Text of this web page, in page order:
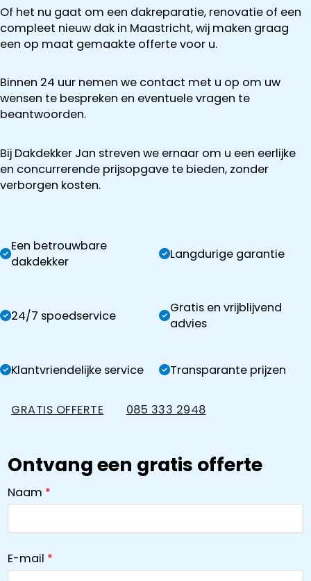
Of het nu gaat om een dakreparatie, renovatie of een
compleet nieuw dak in Maastricht, wij maken graag
een op maat gemaakte offerte voor u.
Binnen 24 uur nemen we contact met u op om uw
wensen te bespreken en eventuele vragen te
beantwoorden.
Bij Dakdekker Jan streven we ernaar om u een eerlijke
en concurrerende prijsopgave te bieden, zonder
verborgen kosten.
Een betrouwbare
dakdekker
Langdurige garantie
24/7 spoedservice
Gratis en vrijblijvend
advies
Klantvriendelijke service Transparante prijzen
GRATIS OFFERTE 085 333 2948
Ontvang een gratis offerte
Naam
E-mail